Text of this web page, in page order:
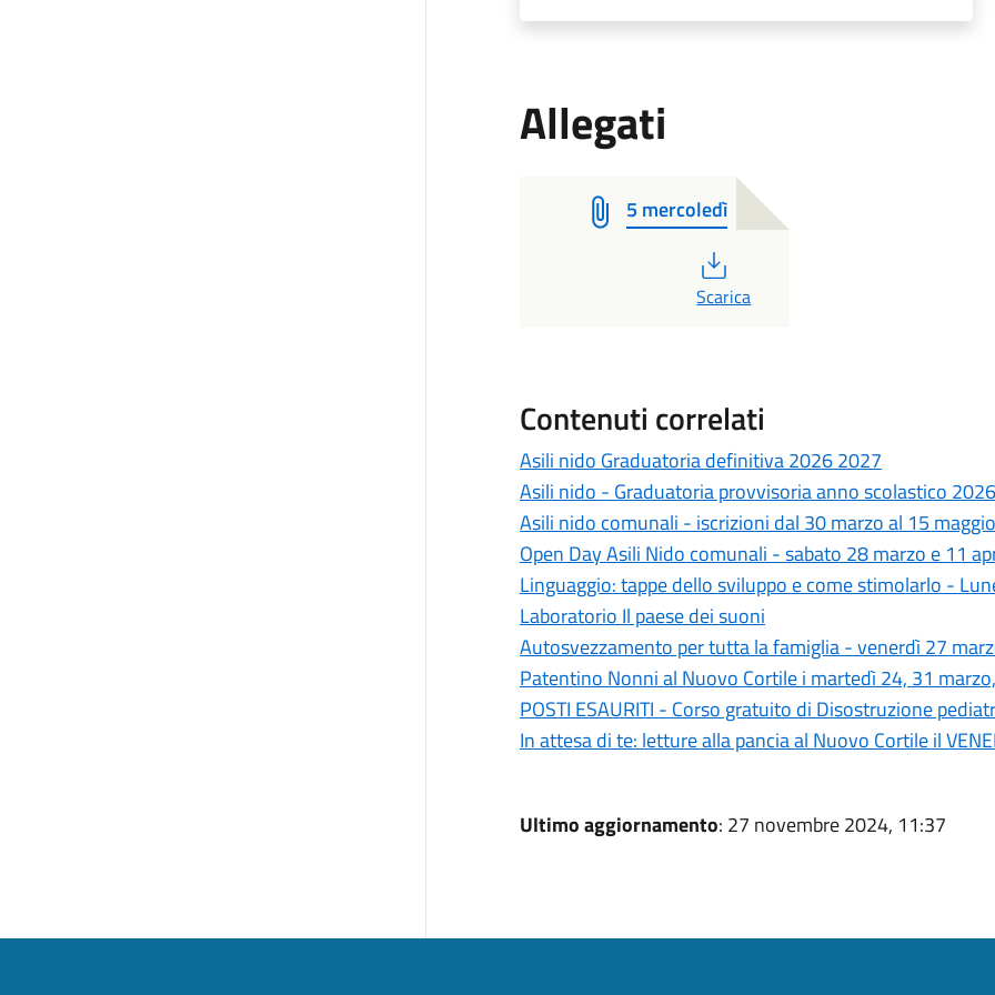
Allegati
5 mercoledì
PDF
Scarica
Contenuti correlati
Asili nido Graduatoria definitiva 2026 2027
Asili nido - Graduatoria provvisoria anno scolastico
Asili nido comunali - iscrizioni dal 30 marzo al 15 maggio
Open Day Asili Nido comunali - sabato 28 marzo e 11
Linguaggio: tappe dello sviluppo e come stimolarlo -
Laboratorio Il paese dei suoni
Autosvezzamento per tutta la famiglia - venerdì 27
Patentino Nonni al Nuovo Cortile i martedì 24, 31
POSTI ESAURITI - Corso gratuito di Disostruzione
In attesa di te: letture alla pancia al Nuovo Cortile il
Ultimo aggiornamento: 27 novembre 2024, 11:37